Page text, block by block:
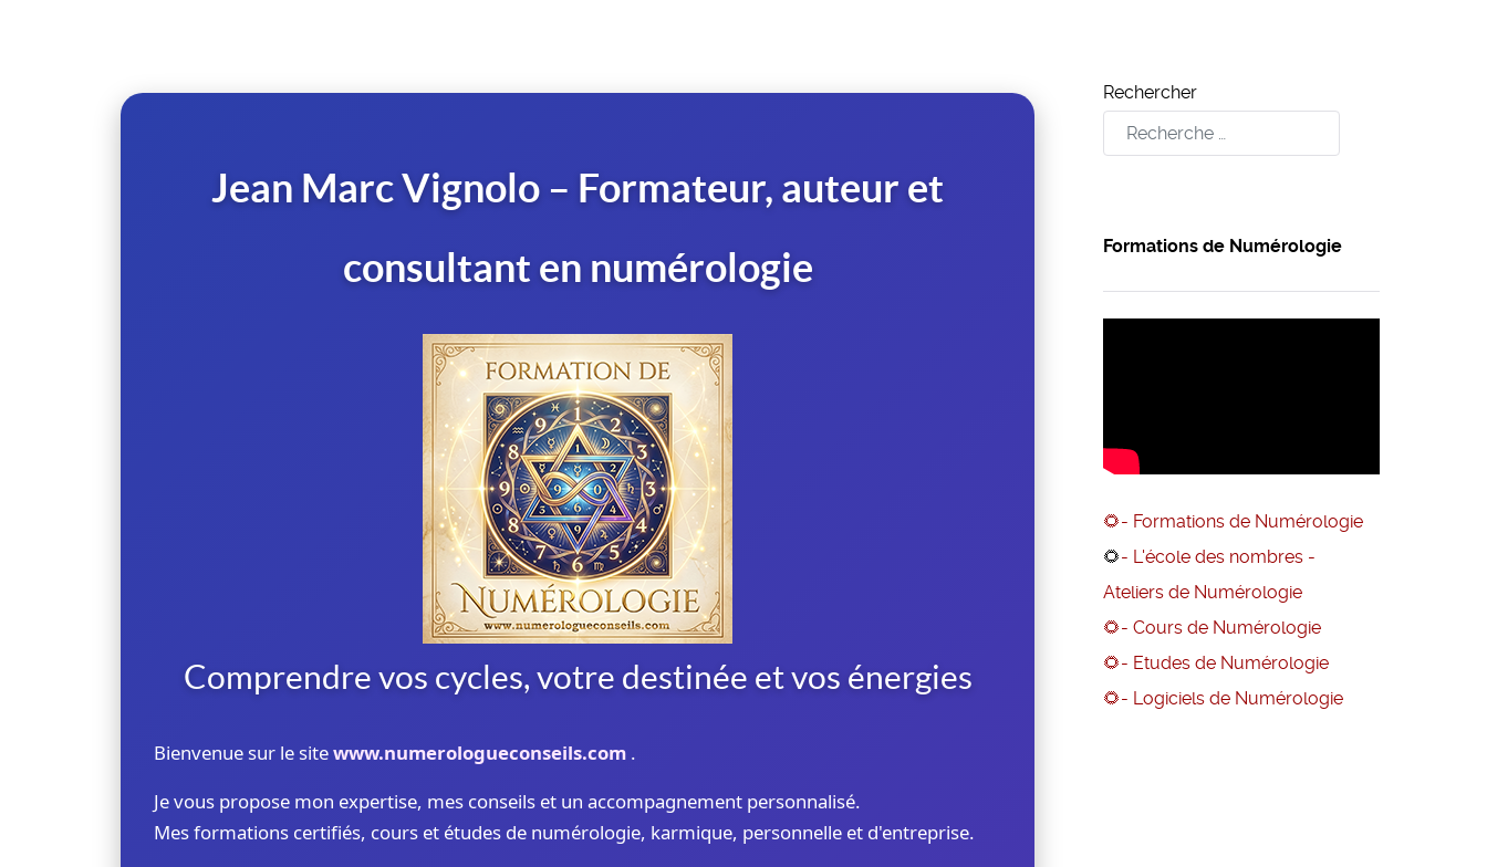
Jean Marc Vignolo – Formateur, auteur et
consultant en numérologie
Comprendre vos cycles, votre destinée et vos énergies
Bienvenue sur le sitewww.numerologueconseils.com .
Je vous propose mon expertise, mes conseils et un accompagnement personnalisé.
Mes formations certifiés, cours et études de numérologie, karmique, personnelle et d'entreprise.
Rechercher
Formations de Numérologie
🌻- Formations de Numérologie
🌻- L'école des nombres -
Ateliers de Numérologie
🌻- Cours de Numérologie
🌻- Etudes de Numérologie
🌻- Logiciels de Numérologie